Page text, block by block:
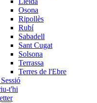
Osona
Ripollès
Rubí
Sabadell
Sant Cugat
Solsona
Terrassa
Terres de l'Ebre
t'hi